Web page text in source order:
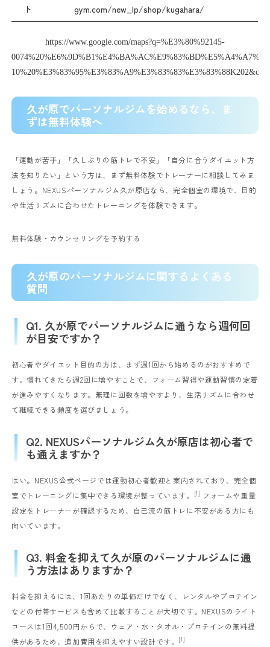
ト
gym.com/new_lp/shop/kugahara/
https://www.google.com/maps?q=%E3%80%92145-
久が原でパーソナルジムを始めるなら、ま
ずは無料体験へ
「運動が苦手」「久しぶりの筋トレで不安」「自分に合うダイエット方
法を知りたい」という方は、まず無料体験でトレーナーに相談してみま
しょう。NEXUSパーソナルジム久が原店なら、完全個室の環境で、目的
や生活リズムに合わせたトレーニングを体験できます。
無料体験・カウンセリングを予約する
久が原のパーソナルジムに関するよくある
質問
Q1. 久が原でパーソナルジムに通うなら週何回
が目安ですか？
初心者やダイエット目的の方は、まず週1回から始めるのがおすすめで
す。慣れてきたら週2回に増やすことで、フォーム習得や運動習慣の定着
が進みやすくなります。無理に回数を増やすより、生活リズムに合わせ
て継続できる頻度を選びましょう。
Q2. NEXUSパーソナルジム久が原店は初心者で
も通えますか？
はい。NEXUS公式ページでは運動初心者歓迎と案内されており、完全個
室でトレーニングに集中できる環境が整っています。
[1]
フォームや重量
設定をトレーナーが確認するため、自己流の筋トレに不安がある方にも
向いています。
Q3. 料金を抑えて久が原のパーソナルジムに通
う方法はありますか？
料金を抑えるには、1回あたりの単価だけでなく、レンタルやプロテイン
などの付帯サービスも含めて比較することが大切です。NEXUSのライト
コースは1回4,500円からで、ウェア・水・タオル・プロテインの無料提
供があるため、追加費用を抑えやすい設計です。
[1]